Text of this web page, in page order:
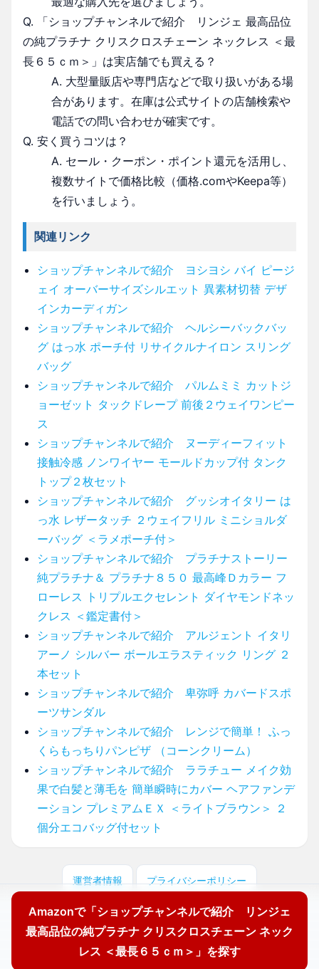
Q. 「ショップチャンネルで紹介 リンジェ 最高品位
の純プラチナ クリスクロスチェーン ネックレス ＜最
長６５ｃｍ＞」は実店舗でも買える？
A. 大型量販店や専門店などで取り扱いがある場
合があります。在庫は公式サイトの店舗検索や
電話での問い合わせが確実です。
Q. 安く買うコツは？
A. セール・クーポン・ポイント還元を活用し、
複数サイトで価格比較（価格.comやKeepa等）
を行いましょう。
関連リンク
ショップチャンネルで紹介 ヨシヨシ バイ ピージ
ェイ オーバーサイズシルエット 異素材切替 デザ
インカーディガン
ショップチャンネルで紹介 ヘルシーバックバッ
グ はっ水 ポーチ付 リサイクルナイロン スリング
バッグ
ショップチャンネルで紹介 パルムミミ カットジ
ョーゼット タックドレープ 前後２ウェイワンピー
ス
ショップチャンネルで紹介 ヌーディーフィット
接触冷感 ノンワイヤー モールドカップ付 タンク
トップ２枚セット
ショップチャンネルで紹介 グッシオイタリー は
っ水 レザータッチ ２ウェイフリル ミニショルダ
ーバッグ ＜ラメポーチ付＞
ショップチャンネルで紹介 プラチナストーリー
純プラチナ＆ プラチナ８５０ 最高峰Ｄカラー フ
ローレス トリプルエクセレント ダイヤモンドネッ
クレス ＜鑑定書付＞
ショップチャンネルで紹介 アルジェント イタリ
アーノ シルバー ボールエラスティック リング ２
本セット
ショップチャンネルで紹介 卑弥呼 カバードスポ
ーツサンダル
ショップチャンネルで紹介 レンジで簡単！ ふっ
くらもっちりパンピザ （コーンクリーム）
ショップチャンネルで紹介 ララチュー メイク効
果で白髪と薄毛を 簡単瞬時にカバー ヘアファンデ
ーション プレミアムＥＸ ＜ライトブラウン＞ ２
個分エコバッグ付セット
Amazonで「ショップチャンネルで紹介 リンジェ
最高品位の純プラチナ クリスクロスチェーン ネック
レス ＜最長６５ｃｍ＞」を探す
運営者情報 プライバシーポリシー
© 2026 どこに売ってる？ここで買えます！